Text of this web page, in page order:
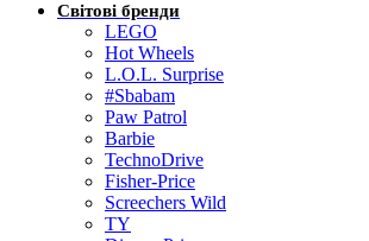
Світові бренди
LEGO
Hot Wheels
L.O.L. Surprise
#Sbabam
Paw Patrol
Barbie
TechnoDrive
Fisher-Price
Screechers Wild
TY